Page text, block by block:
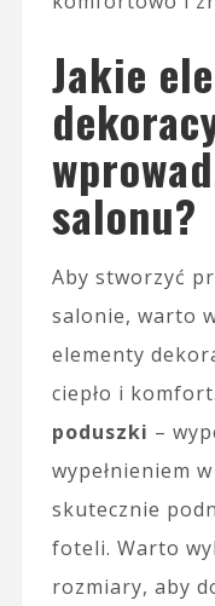
Jakie
salonu?
Aby stworzyć
salonie, warto
elementy
ciepło i
poduszki –
wypełnieniem
skutecznie
foteli. Warto
rozmiary, aby